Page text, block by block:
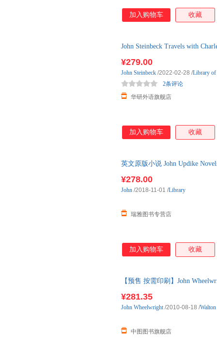
加入购物车 收藏
John Steinbeck Travels with
¥279.00
华研外语旗舰店
2条评论
John Steinbeck /2022-02-28 /Library of
加入购物车 收藏
英文原版小说 John Updike
¥278.00
瑞雅图书专营店
John /2018-11-01 /Library
加入购物车 收藏
【预售 按需印刷】John
¥281.35
中图图书旗舰店
John Wheelwright/2010-08-18 /Walton